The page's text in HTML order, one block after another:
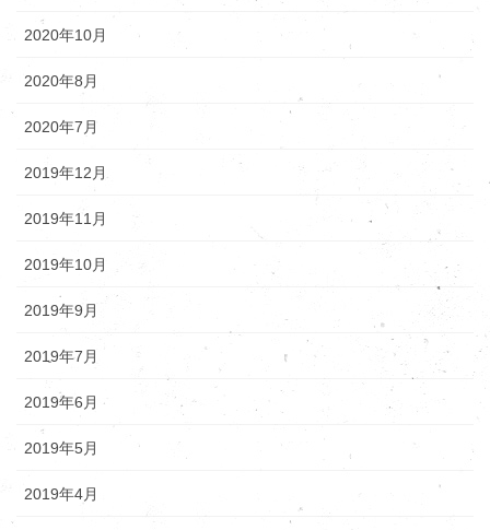
2020年10月
2020年8月
2020年7月
2019年12月
2019年11月
2019年10月
2019年9月
2019年7月
2019年6月
2019年5月
2019年4月